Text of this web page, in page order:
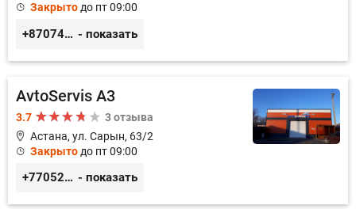
Закрыто до пт 09:00
+87074724702 - показать
AvtoServis A3
3.7
3 отзыва
Астана, ул. Сарын, 63/2
Закрыто до пт 09:00
+77052327760 - показать